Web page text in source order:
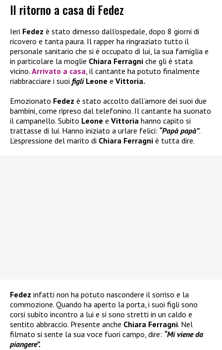
Il ritorno a casa di Fedez
Ieri Fedez è stato dimesso dall’ospedale, dopo 8 giorni di
ricovero e tanta paura. Il rapper ha ringraziato tutto il
personale sanitario che si è occupato di lui, la sua famiglia e
in particolare la moglie Chiara Ferragni che gli è stata
vicino. Arrivato a casa, il cantante ha potuto finalmente
riabbracciare i suoi figli Leone e Vittoria.
Emozionato Fedez è stato accolto dall’amore dei suoi due
bambini, come ripreso dal telefonino. Il cantante ha suonato
il campanello. Subito Leone e Vittoria hanno capito si
trattasse di lui. Hanno iniziato a urlare felici: “Papà papà”.
L’espressione del marito di Chiara Ferragni è tutta dire.
Fedez infatti non ha potuto nascondere il sorriso e la
commozione. Quando ha aperto la porta, i suoi figli sono
corsi subito incontro a lui e si sono stretti in un caldo e
sentito abbraccio. Presente anche Chiara Ferragni. Nel
filmato si sente la sua voce fuori campo, dire: “Mi viene da
piangere”.